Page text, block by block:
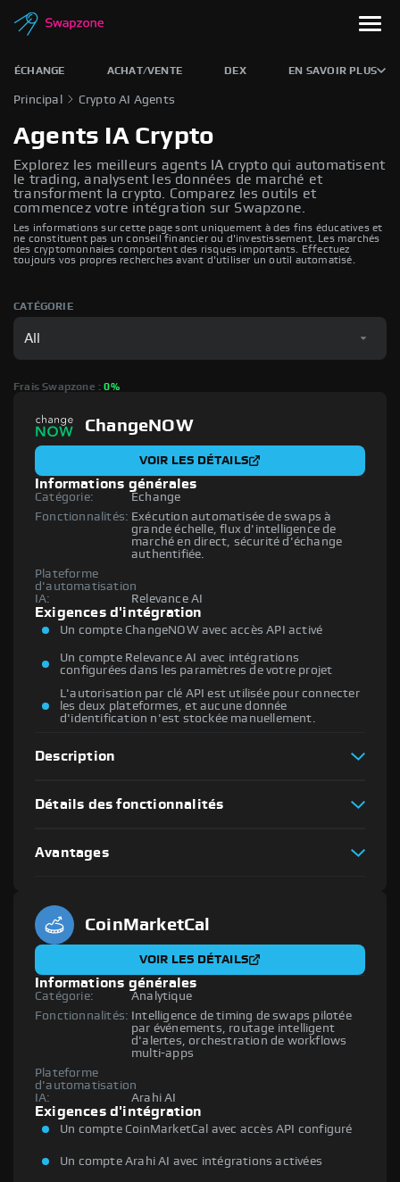
ÉCHANGE ACHAT/VENTE DEX EN SAVOIR PLUS
Principal Crypto AI Agents
Agents IA Crypto
Explorez les meilleurs agents IA crypto qui automatisent
le trading, analysent les données de marché et
transforment la crypto. Comparez les outils et
commencez votre intégration sur Swapzone.
Les informations sur cette page sont uniquement à des fins éducatives et
ne constituent pas un conseil financier ou d'investissement. Les marchés
des cryptomonnaies comportent des risques importants. Effectuez
toujours vos propres recherches avant d'utiliser un outil automatisé.
CATÉGORIE
All
Frais Swapzone :0%
ChangeNOW
VOIR LES DÉTAILS
Informations générales
Catégorie:
Échange
Fonctionnalités: Exécution automatisée de swaps à
grande échelle, flux d'intelligence de
marché en direct, sécurité d'échange
authentifiée.
Plateforme
d'automatisation
IA:
Relevance AI
Exigences d'intégration
Un compte ChangeNOW avec accès API activé
Un compte Relevance AI avec intégrations
configurées dans les paramètres de votre projet
L'autorisation par clé API est utilisée pour connecter
les deux plateformes, et aucune donnée
d'identification n'est stockée manuellement.
Description
Détails des fonctionnalités
Avantages
CoinMarketCal
VOIR LES DÉTAILS
Informations générales
Catégorie:
Analytique
Fonctionnalités:
Intelligence de timing de swaps pilotée
par événements, routage intelligent
d'alertes, orchestration de workflows
multi-apps
Plateforme
d'automatisation
IA:
Arahi AI
Exigences d'intégration
Un compte CoinMarketCal avec accès API configuré
Un compte Arahi AI avec intégrations activées